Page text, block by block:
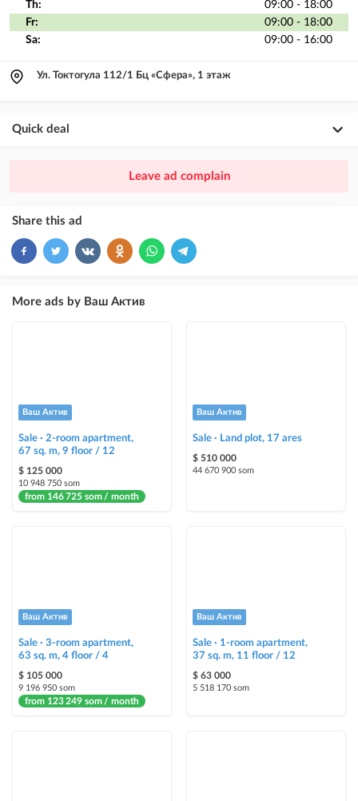
Th:
09:00 - 18:00
Fr:
09:00 - 18:00
Sa:
09:00 - 16:00
Ул. Токтогула 112/1 Бц «Сфера», 1 этаж
Quick deal
ad placement above VIP + paid promotion on Instagram
VIP
ad placement above free ads
+ paid promotion on Instagram
Highlight with color
highlighting an ad in a different color among other ads
Auto UP
Stickers
and help sell it faster
Leave ad complain
Share this ad
More ads by Ваш Актив
Ваш Актив
Sale · 2-room apartment,
67 sq. m, 9 floor / 12
$ 125 000
10 948 750 som
from 146 725 som / month
Ваш Актив
Sale · Land plot, 17 ares
$ 510 000
44 670 900 som
Ваш Актив
Sale · 3-room apartment,
63 sq. m, 4 floor / 4
$ 105 000
9 196 950 som
from 123 249 som / month
Ваш Актив
Sale · 1-room apartment,
37 sq. m, 11 floor / 12
$ 63 000
5 518 170 som